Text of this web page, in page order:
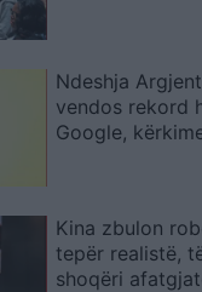
Ndeshja
vendos rekord
Google,
Kina zbulon
tepër realistë,
shoqëri